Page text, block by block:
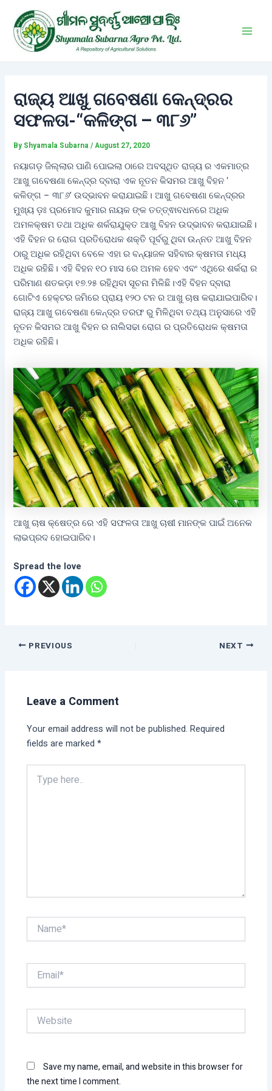
content
ରାଜ୍ୟ ଆଖୁ ଗବେଷଣା କେନ୍ଦ୍ରର
ସଫଳତା-“କଳିଙ୍ଗ – ୩୮୬”
By Shyamala Subarna/August 27, 2020
ନୟାଗଡ଼ ଜିଲ୍ଲାର ପାଣି ପୋଇଲା ଠାରେ ଅବସ୍ଥିତ ରାଜ୍ୟ ର ଏକମାତ୍ର
ଆଖୁ ଗବେଷଣା କେନ୍ଦ୍ର ଦ୍ବାରା ଏକ ନୂତନ କିସମର ଆଖୁ ବିହନ ‘
କଳିଙ୍ଗ – ୩୮୬’ ଉଦ୍ଭାବନ କରାଯାଇଛି। ଆଖୁ ଗବେଷଣା କେନ୍ଦ୍ରର
ମୁଖ୍ୟ ଡ଼ଃ ପ୍ରମୋଦ କୁମାର ନାୟକ ଙ୍କ ତତ୍ତ୍ଵାବଧନରେ ଅଧିକ
ଅମଳକ୍ଷମ ତଥା ଅଧିକ ଶର୍କରାଯୁକ୍ତ ଆଖୁ ବିହନ ଉଦ୍ଭାବନ କରାଯାଇଛି।
ଏହି ବିହନ ର ରୋଗ ପ୍ରତିରୋଧକ ଶକ୍ତି ପୂର୍ବରୁ ଥିବା ଉନ୍ନତ ଆଖୁ ବିହନ
ଠାରୁ ଅଧିକ ରହିଥିବା ବେଳେ ଏହା ର ବନ୍ୟାଜଳ ସହିବାର କ୍ଷମତା ମଧ୍ୟ
ଅଧିକ ରହିଛି। ଏହି ବିହନ ୧୦ ମାସ ରେ ଅମଳ ହେବ ଏବଂ ଏଥିରେ ଶର୍କରା ର
ପରିମାଣ ଶତକଡ଼ା ୧୭.୨୫ ରହିଥିବା ସୂଚନା ମିଳିଛି।ଏହି ବିହନ ଦ୍ବାରା
ଗୋଟିଏ ହେକ୍ଟର ଜମିରେ ପ୍ରାୟ ୧୨୦ ଟନ ର ଆଖୁ ଚାଷ କରାଯାଇପାରିବ।
ରାଜ୍ୟ ଆଖୁ ଗବେଷଣା କେନ୍ଦ୍ର ତରଫ ରୁ ମିଳିଥିବା ତଥ୍ୟ ଅନୁସାରେ ଏହି
ନୂତନ କିସମର ଆଖୁ ବିହନ ର ନାଲିସଢା ରୋଗ ର ପ୍ରତିରୋଧକ କ୍ଷମତା
ଅଧିକ ରହିଛି।
ଆଖୁ ଚାଷ କ୍ଷେତ୍ର ରେ ଏହି ସଫଳତା ଆଖୁ ଚାଷୀ ମାନଙ୍କ ପାଇଁ ଅନେକ
ଲାଭପ୍ରଦ ହୋଇପାରିବ।
Spread the love
navigation
PREVIOUS NEXT
Leave a Comment
Your email address will not be published. Required
fields are marked*
here..
Name*
Email*
Website
Save my name, email, and website in this browser for
the next time I comment.